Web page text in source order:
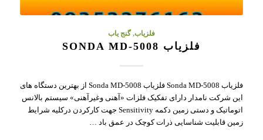
فلزیاب,گنج یاب
فلزیاب SONDA MD-5008
فلزیاب Sonda MD-5008 فلزیاب Sonda MD-5008 از بهترین دستگاه های
این شرکت نامدار دارای تفکیک فلزات «آهنی وغیرآهنی» سیستم بالانس
اتوماتیک و دستی زمین دکمه Sensitivity جهت کارکردن درکلیه شرایط
زمین قابلیت شناسایی ذرات کوچک در عمق باد …